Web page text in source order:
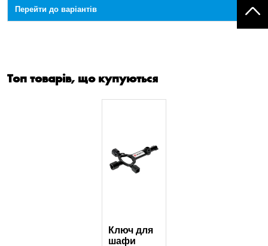
Перейти до варіантів
Топ товарів, що купуються
Ключ для
шафи